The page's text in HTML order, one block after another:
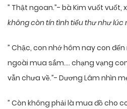
” Thật ngoan.”- bà Kim vuốt vuốt,
không còn tín tình tiểu thư như lúc
” Chậc, con nhớ hôm nay con
ngoài mua sắm…. chạng vạng
vẫn chưa về.”- Dương Lâm nhìn
” Còn không phải là mua đồ cho